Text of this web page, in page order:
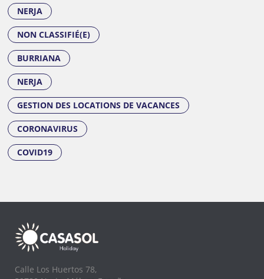
NERJA
NON CLASSIFIÉ(E)
BURRIANA
NERJA
GESTION DES LOCATIONS DE VACANCES
CORONAVIRUS
COVID19
Calle Los Huertos 78,